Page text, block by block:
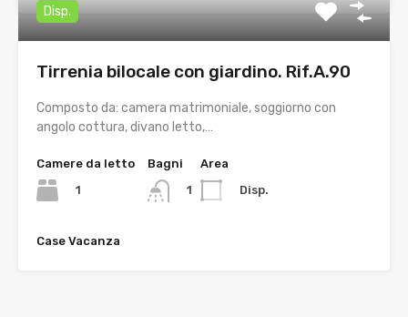
Disp.
Tirrenia bilocale con giardino. Rif.A.90
Composto da: camera matrimoniale, soggiorno con
angolo cottura, divano letto,…
Camere da letto
1
Bagni
1
Area
Disp.
Case Vacanza